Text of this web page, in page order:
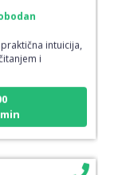
intuicija,
i